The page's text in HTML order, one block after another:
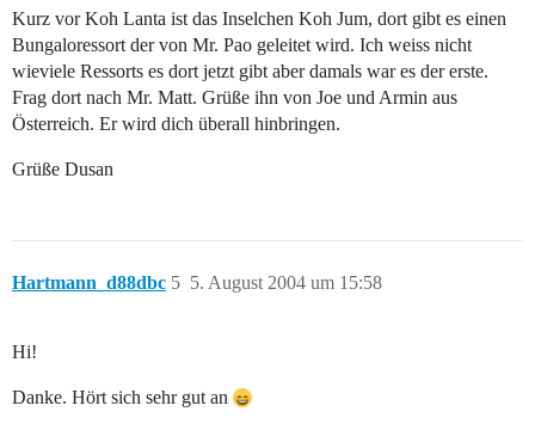
Kurz vor Koh Lanta ist das Inselchen Koh Jum, dort gibt es einen
Bungaloressort der von Mr. Pao geleitet wird. Ich weiss nicht
wieviele Ressorts es dort jetzt gibt aber damals war es der erste.
Frag dort nach Mr. Matt. Grüße ihn von Joe und Armin aus
Österreich. Er wird dich überall hinbringen.
Grüße Dusan
Hartmann_d88dbc 5. August 2004 um 15:58
5
Hi!
Danke. Hört sich sehr gut an